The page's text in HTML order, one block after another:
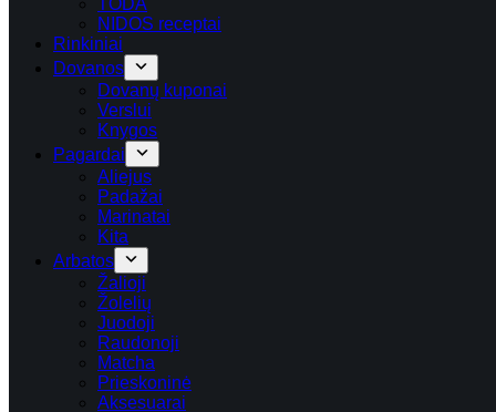
TODA
NIDOS receptai
Rinkiniai
Dovanos
Dovanų kuponai
Verslui
Knygos
Pagardai
Aliejus
Padažai
Marinatai
Kita
Arbatos
Žalioji
Žolelių
Juodoji
Raudonoji
Matcha
Prieskoninė
Aksesuarai